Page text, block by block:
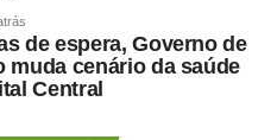
que não pretende
parte da disputa eleitoral.
e não aceitarei
de espera, Governo de
muda cenário da saúde
Central